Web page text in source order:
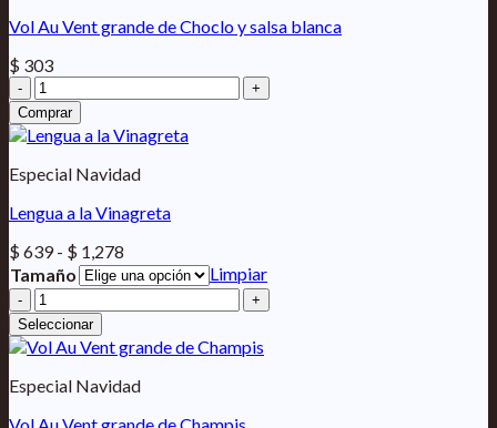
Vol Au Vent grande de Choclo y salsa blanca
$ 303
Vol
Au
Vent
grande
de
y
blanca
cantidad
Comprar
Especial Navidad
Lengua a la Vinagreta
$639 - $ 1,278
de
precios:
desde
hasta
$ 1,278
Tamaño
Limpiar
Lengua
a
la
Vinagreta
cantidad
Seleccionar
Especial Navidad